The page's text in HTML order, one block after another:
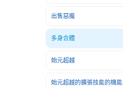
出售惡魔
多身合體
始元超越
始元超越的擴張技能的機能